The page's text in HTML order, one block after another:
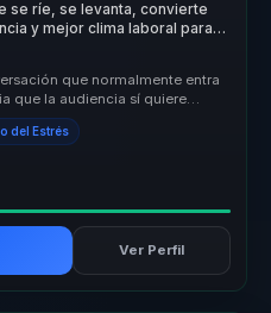
se ríe, se levanta, convierte
y mejor clima laboral para
que normalmente entra
que la audiencia sí quiere
del Estrés
Ver Perfil